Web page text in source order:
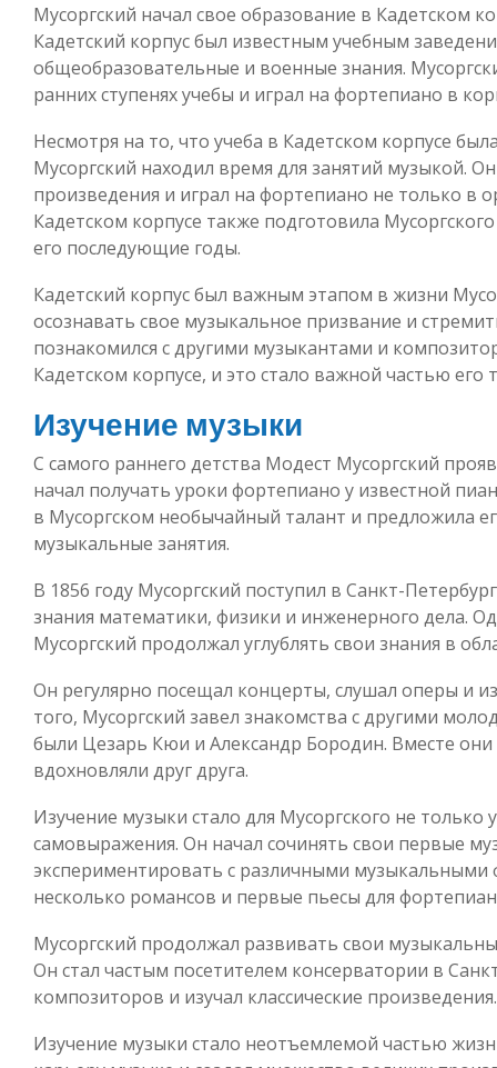
Мусоргский начал свое образование в Кадетском
Кадетский корпус был известным учебным
общеобразовательные и военные знания.
ранних ступенях учебы и играл на фортепиано в
Несмотря на то, что учеба в Кадетском корпусе
Мусоргский находил время для занятий музыкой.
произведения и играл на фортепиано не только в
Кадетском корпусе также подготовила
его последующие годы.
Кадетский корпус был важным этапом в жизни
осознавать свое музыкальное призвание и
познакомился с другими музыкантами и
Кадетском корпусе, и это стало важной частью его
Изучение музыки
С самого раннего детства Модест Мусоргский
начал получать уроки фортепиано у известной
в Мусоргском необычайный талант и предложила
музыкальные занятия.
В 1856 году Мусоргский поступил в Санкт-
знания математики, физики и инженерного дела.
Мусоргский продолжал углублять свои знания в
Он регулярно посещал концерты, слушал оперы и
того, Мусоргский завел знакомства с другими
были Цезарь Кюи и Александр Бородин. Вместе
вдохновляли друг друга.
Изучение музыки стало для Мусоргского не только
самовыражения. Он начал сочинять свои первые
экспериментировать с различными
несколько романсов и первые пьесы для
Мусоргский продолжал развивать свои
Он стал частым посетителем консерватории в
композиторов и изучал классические произведения.
Изучение музыки стало неотъемлемой частью